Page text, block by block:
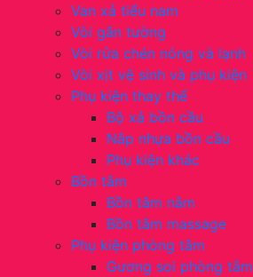
Van xả tiểu nam
Vòi gắn tường
Vòi rửa chén nóng và lạnh
Vòi xịt vệ sinh và phụ kiện
Phụ kiện thay thế
Bộ xả bồn cầu
Nắp nhựa bồn cầu
Phụ kiện khác
Bồn tắm
Bồn tắm nằm
Bồn tắm massage
Phụ kiện phòng tắm
Gương soi phòng tắm